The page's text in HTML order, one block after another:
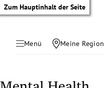
Zum Hauptinhalt der Seite
Menü Meine Region